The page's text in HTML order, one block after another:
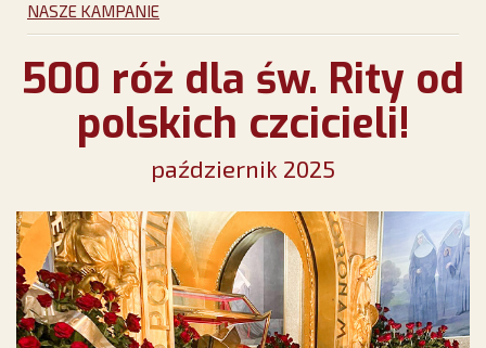
NASZE KAMPANIE
500 róż dla św. Rity od
polskich czcicieli!
październik 2025